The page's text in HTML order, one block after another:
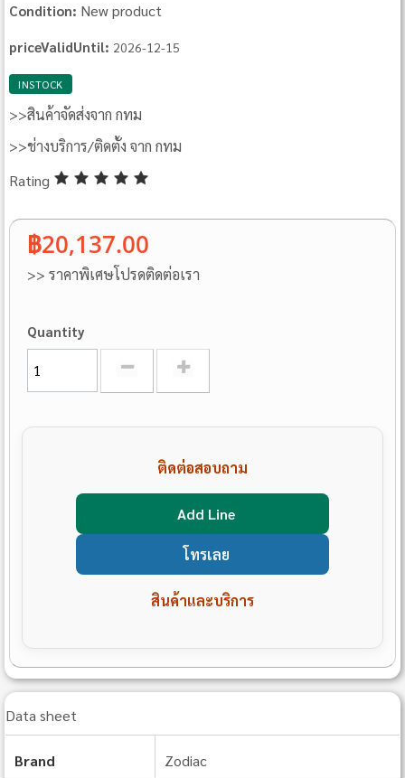
Condition: New product
priceValidUntil: 2026-12-15
INSTOCK
>>สินค้าจัดส่งจาก กทม
>>ช่างบริการ/ติดตั้ง จาก กทม
Rating
฿20,137.00
>> ราคาพิเศษโปรดติดต่อเรา
Quantity
ติดต่อสอบถาม
Add Line
โทรเลย
สินค้าและบริการ
Data sheet
Brand Zodiac